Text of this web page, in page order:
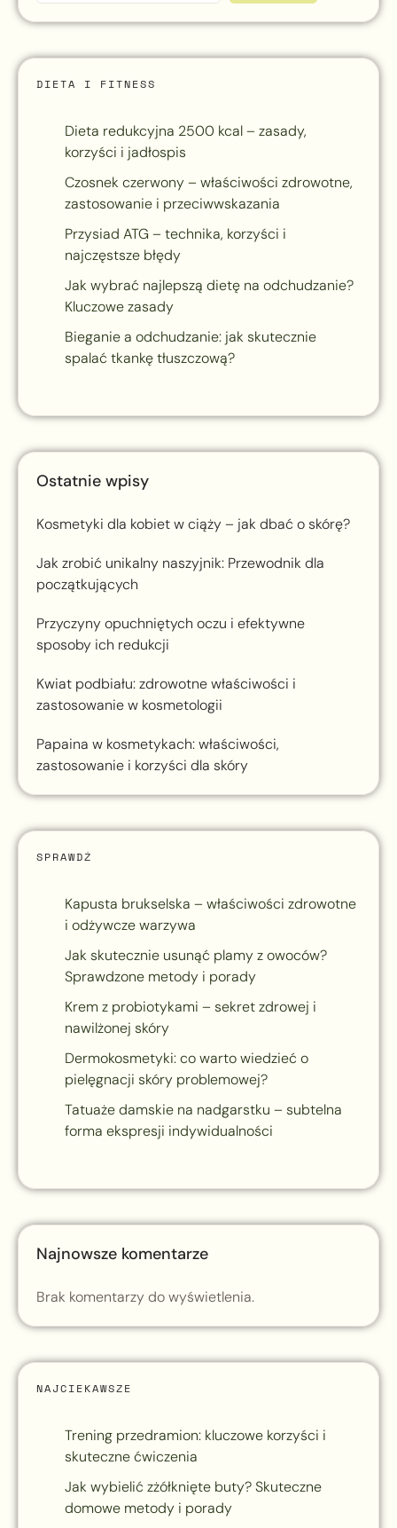
DIETA I FITNESS
Dieta redukcyjna 2500 kcal – zasady,
korzyści i jadłospis
Czosnek czerwony – właściwości zdrowotne,
zastosowanie i przeciwwskazania
Przysiad ATG – technika, korzyści i
najczęstsze błędy
Jak wybrać najlepszą dietę na odchudzanie?
Kluczowe zasady
Bieganie a odchudzanie: jak skutecznie
spalać tkankę tłuszczową?
Ostatnie wpisy
Kosmetyki dla kobiet w ciąży – jak dbać o skórę?
Jak zrobić unikalny naszyjnik: Przewodnik dla
początkujących
Przyczyny opuchniętych oczu i efektywne
sposoby ich redukcji
Kwiat podbiału: zdrowotne właściwości i
zastosowanie w kosmetologii
Papaina w kosmetykach: właściwości,
zastosowanie i korzyści dla skóry
SPRAWDŹ
Kapusta brukselska – właściwości zdrowotne
i odżywcze warzywa
Jak skutecznie usunąć plamy z owoców?
Sprawdzone metody i porady
Krem z probiotykami – sekret zdrowej i
nawilżonej skóry
Dermokosmetyki: co warto wiedzieć o
pielęgnacji skóry problemowej?
Tatuaże damskie na nadgarstku – subtelna
forma ekspresji indywidualności
Najnowsze komentarze
Brak komentarzy do wyświetlenia.
NAJCIEKAWSZE
Trening przedramion: kluczowe korzyści i
skuteczne ćwiczenia
Jak wybielić zżółknięte buty? Skuteczne
domowe metody i porady